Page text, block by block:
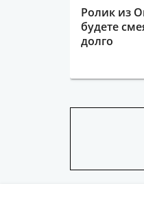
Ролик из
будете
долго